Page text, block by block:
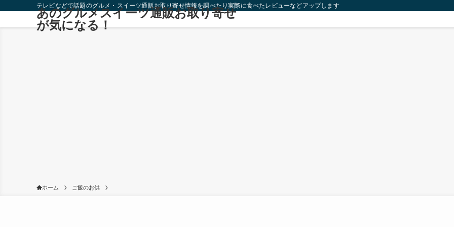
テレビなどで話題のグルメ・スイーツ通販お取り寄せ情報を調べたり実際に食べたレビューなどアップします！
あのグルメスイーツ通販お取り寄せ
が気になる！
ホーム ご飯のお供